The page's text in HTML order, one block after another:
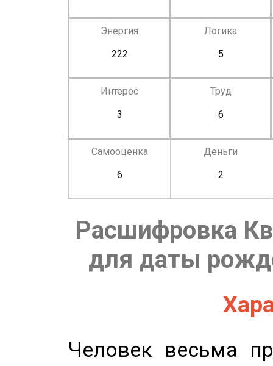
Энергия
222
Логика
5
Интерес
3
Труд
6
Самооценка
6
Деньги
2
Расшифровка
для даты
Человек весьма